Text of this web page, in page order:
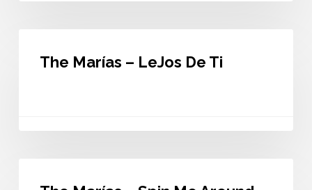
The Marías – LeJos De Ti